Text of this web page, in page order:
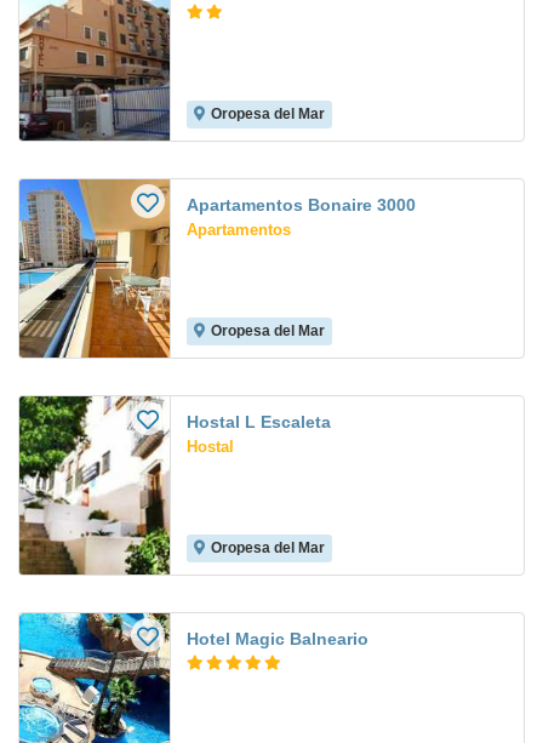
Oropesa del Mar
Apartamentos Bonaire 3000
Apartamentos
Oropesa del Mar
Hostal L Escaleta
Hostal
Oropesa del Mar
Hotel Magic Balneario